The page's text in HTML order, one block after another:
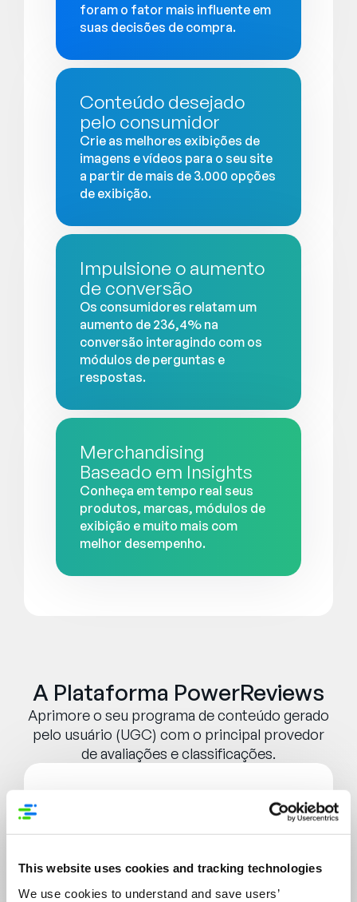
This website uses cookies and tracking technologies
We use cookies to understand and save users’
foram o fator mais influente em
suas decisões de compra.
Conteúdo desejado
pelo consumidor
Crie as melhores exibições de
imagens e vídeos para o seu site
a partir de mais de 3.000 opções
de exibição.
Impulsione o aumento
de conversão
Os consumidores relatam um
aumento de 236,4% na
conversão interagindo com os
módulos de perguntas e
respostas.
Merchandising
Baseado em Insights
Conheça em tempo real seus
produtos, marcas, módulos de
exibição e muito mais com
melhor desempenho.
A Plataforma PowerReviews
Aprimore o seu programa de conteúdo gerado
pelo usuário (UGC) com o principal provedor
de avaliações e classificações.
avaliações